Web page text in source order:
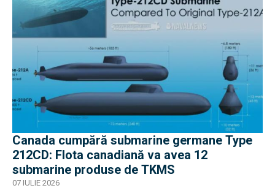
Canada cumpără submarine germane Type
212CD: Flota canadiană va avea 12
submarine produse de TKMS
07 IULIE 2026